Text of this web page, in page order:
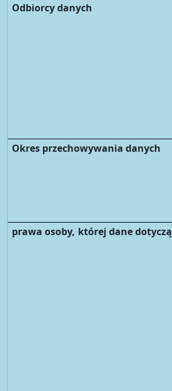
Odbiorcy danych
Okres przechowywania danych
prawa osoby, której dane dotyczą